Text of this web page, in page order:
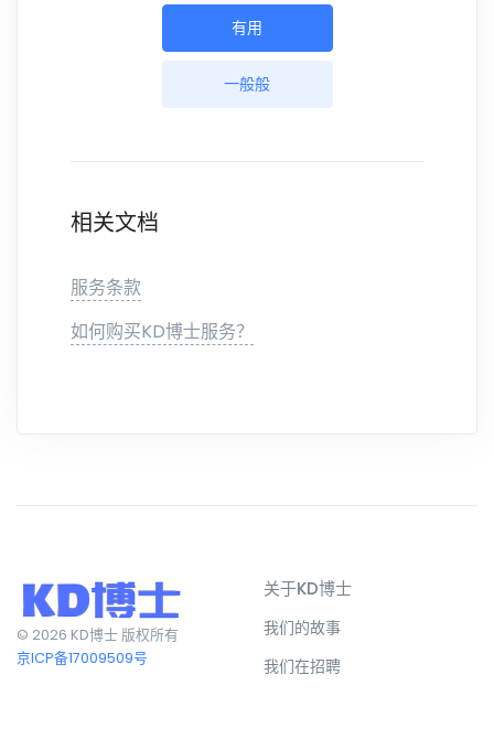
有用
一般般
相关文档
服务条款
如何购买KD博士服务？
© 2026 KD博士 版权所有
京ICP备17009509号
关于KD博士
我们的故事
我们在招聘